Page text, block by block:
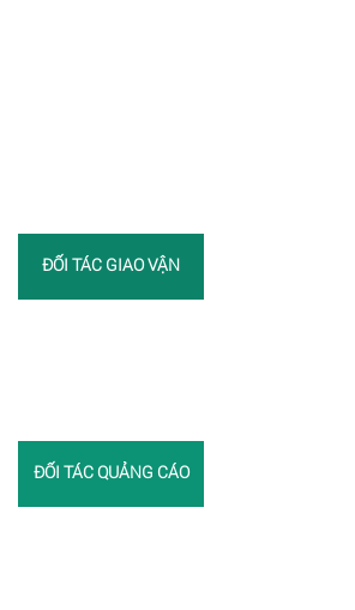
ĐỐI TÁC GIAO VẬN
ĐỐI TÁC QUẢNG CÁO